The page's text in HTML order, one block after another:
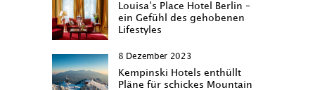
Louisa‘s Place Hotel Berlin –
ein Gefühl des gehobenen
Lifestyles
8 Dezember 2023
Kempinski Hotels enthüllt
Pläne für schickes Mountain